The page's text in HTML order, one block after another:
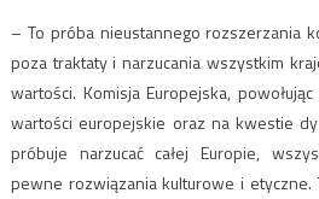
– To próba nieustannego rozszerzania
poza traktaty i narzucania wszystkim
wartości. Komisja Europejska,
wartości europejskie oraz na kwestie
próbuje narzucać całej Europie,
pewne rozwiązania kulturowe i